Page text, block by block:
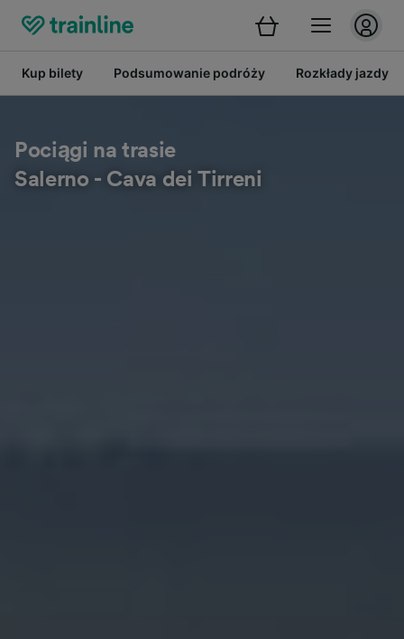
Kup bilety Podsumowanie podróży Rozkłady jazdy
Pociągi na trasie
Salerno - Cava dei Tirreni